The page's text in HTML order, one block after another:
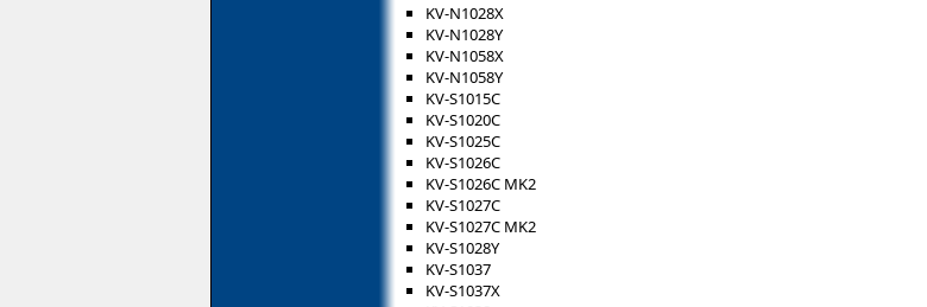
KV-N1028X
KV-N1028Y
KV-N1058X
KV-N1058Y
KV-S1015C
KV-S1020C
KV-S1025C
KV-S1026C
KV-S1026C MK2
KV-S1027C
KV-S1027C MK2
KV-S1028Y
KV-S1037
KV-S1037X